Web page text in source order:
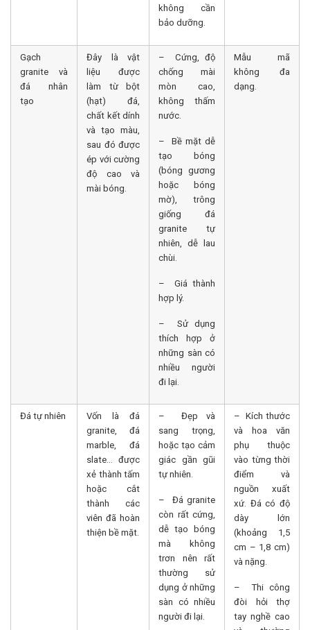
không cần
bảo dưỡng.
Gạch
granite và
đá nhân
tạo
Đây là vật
liệu được
làm từ bột
(hạt) đá,
chất kết dính
và tạo màu,
sau đó được
ép với cường
độ cao và
mài bóng.
– Cứng, độ
chống mài
mòn cao,
không thấm
nước.
– Bề mặt dễ
tạo bóng
(bóng gương
hoặc bóng
mờ), trông
giống đá
granite tự
nhiên, dễ lau
chùi.
– Giá thành
hợp lý.
– Sử dụng
thích hợp ở
những sàn có
nhiều người
đi lại.
Mẫu mã
không đa
dạng.
Đá tự nhiên
Vốn là đá
granite, đá
marble, đá
slate… được
xẻ thành tấm
hoặc cắt
thành các
viên đã hoàn
thiện bề mặt.
– Đẹp và
sang trọng,
hoặc tạo cảm
giác gần gũi
tự nhiên.
– Đá granite
còn rất cứng,
dễ tạo bóng
mà không
trơn nên rất
thường sử
dụng ở những
sàn có nhiều
người đi lại.
– Kích thước
và hoa văn
phụ thuộc
vào từng thời
điểm và
nguồn xuất
xứ. Đá có độ
dày lớn
(khoảng 1,5
cm – 1,8 cm)
và nặng.
– Thi công
đòi hỏi thợ
tay nghề cao